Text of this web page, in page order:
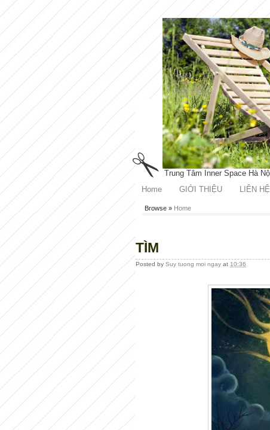
Trung Tâm Inner Space Hà
Home
GIỚI THIỆU LIÊN HỆ
Browse » Home
TÌM
Posted by Suy tuong moi ngay at 10:36